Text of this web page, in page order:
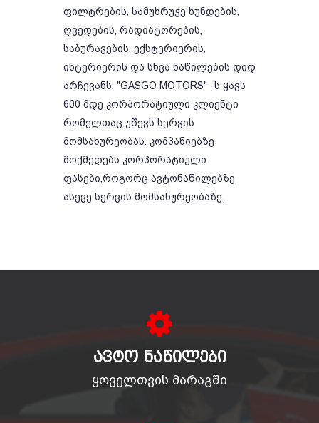
ფილტრების, სამუხრუჭე ხუნდების,
ღვედების, რადიატორების,
საბურავების, ექსტერიერის,
ინტერიერის და სხვა ნაწილების დიდ
არჩევანს. "GASGO MOTORS" -ს ყავს
600 მდე კორპორატიული კლიენტი
რომელთაც უწევს სერვის
მომსახურეობას. კომპანიებზე
მოქმედებს კორპორატიული
ფასები,როგორც ავტონაწილებზე
ასევე სერვის მომსახურეობაზე.
ᲐᲕᲢᲝ ᲜᲐᲬᲘᲚᲔᲑᲘ
ყოველთვის მარაგში